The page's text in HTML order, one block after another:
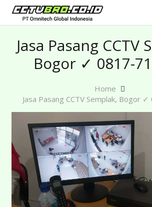
Jasa Pasang CCTV
Bogor ✓ 0817-
Home
Jasa Pasang CCTV Semplak, Bogor